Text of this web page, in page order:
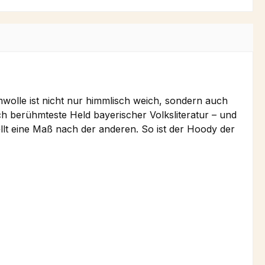
ist nicht nur himmlisch weich, sondern auch
berühmteste Held bayerischer Volksliteratur – und
eine Maß nach der anderen. So ist der Hoody der